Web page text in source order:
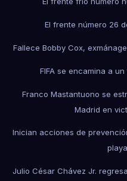
El frente número 26
Fallece Bobby Cox,
FIFA se encamina a
Franco Mastantuono se
Madrid en
Inician acciones de
Julio César Chávez Jr.